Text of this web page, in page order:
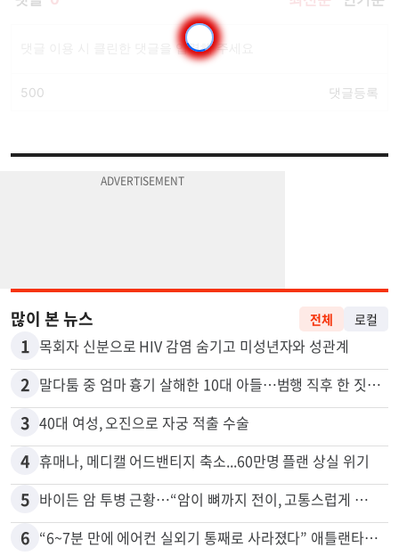
많이 본 뉴스 전체 로컬
1 목회자 신분으로 HIV 감염 숨기고 미성년자와 성관계
2 말다툼 중 엄마 흉기 살해한 10대 아들…범행 직후 한 짓 충격
3 40대 여성, 오진으로 자궁 적출 수술
4 휴매나, 메디캘 어드밴티지 축소...60만명 플랜 상실 위기
5 바이든 암 투병 근황…“암이 뼈까지 전이, 고통스럽게 투병 중”
6 “6~7분 만에 에어컨 실외기 통째로 사라졌다” 애틀랜타서 실외기 도난 급증